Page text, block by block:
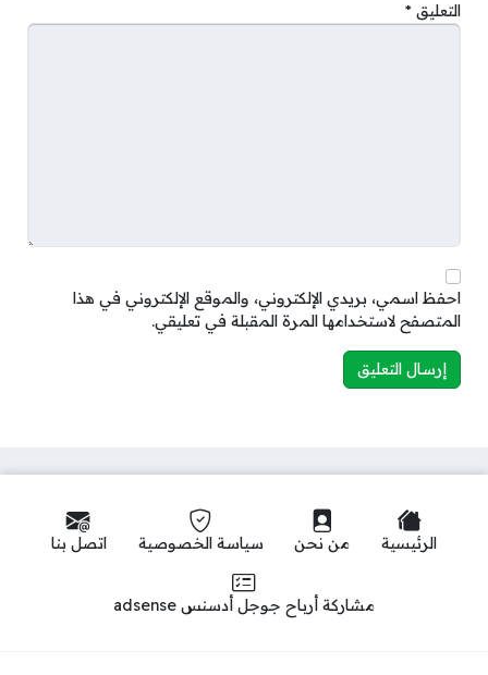
التعليق *
احفظ اسمي، بريدي الإلكتروني، والموقع الإلكتروني في هذا
المتصفح لاستخدامها المرة المقبلة في تعليقي.
الرئيسية من نحن سياسة الخصوصية اتصل بنا
مشاركة أرباح جوجل أدسنس adsense